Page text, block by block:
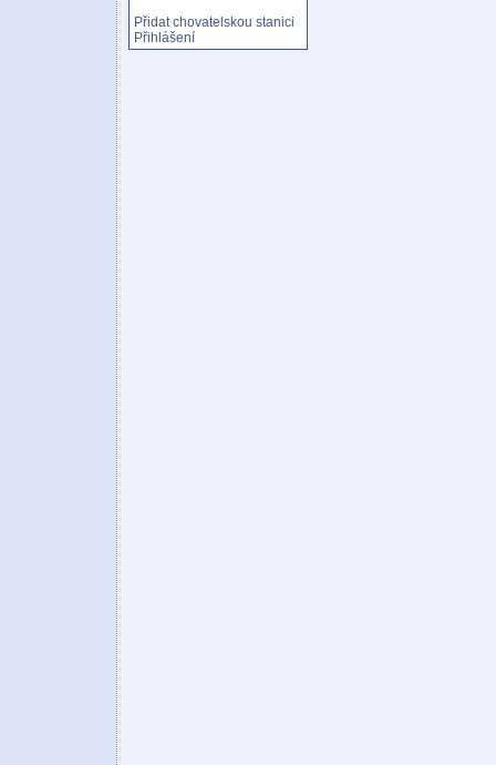
Přidat chovatelskou stanici
Přihlášení